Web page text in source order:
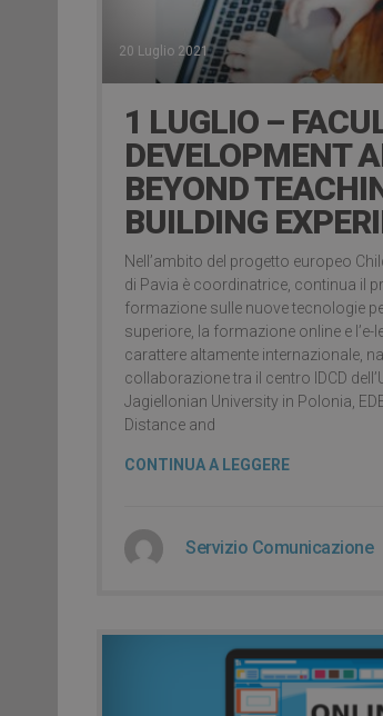
20 Luglio 2021
1 LUGLIO –
DEVELOPMENT
BEYOND
BUILDING
Nell’ambito del progetto europeo
di Pavia è coordinatrice, continua il
formazione sulle nuove tecnologie
superiore, la formazione online e l’e-
carattere altamente internazionale,
collaborazione tra il centro IDCD
Jagiellonian University in Polonia,
Distance and
CONTINUA A LEGGERE
Servizio Comunicazione